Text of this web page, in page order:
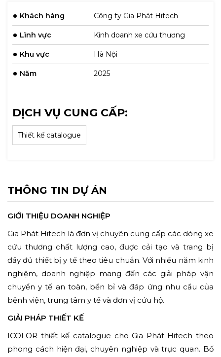
Khách hàng Công ty Gia Phát Hitech
Lĩnh vực Kinh doanh xe cứu thương
Khu vực Hà Nội
Năm 2025
DỊCH VỤ CUNG CẤP:
Thiết kế catalogue
THÔNG TIN DỰ ÁN
GIỚI THIỆU DOANH NGHIỆP
Gia Phát Hitech là đơn vị chuyên cung cấp các dòng xe
cứu thương chất lượng cao, được cải tạo và trang bị
đầy đủ thiết bị y tế theo tiêu chuẩn. Với nhiều năm kinh
nghiệm, doanh nghiệp mang đến các giải pháp vận
chuyển y tế an toàn, bền bỉ và đáp ứng nhu cầu của
bệnh viện, trung tâm y tế và đơn vị cứu hộ.
GIẢI PHÁP THIẾT KẾ
ICOLOR thiết kế catalogue cho Gia Phát Hitech theo
phong cách hiện đại, chuyên nghiệp và trực quan. Bố